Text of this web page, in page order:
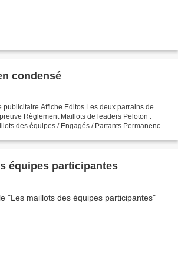
condensé
Affiche Editos Les deux parrains de
Règlement Maillots de leaders Peloton :
des équipes / Engagés / Partants Permanence
équipes participantes